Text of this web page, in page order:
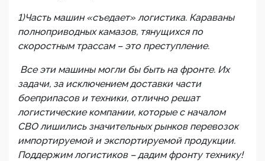
1)Часть машин «съедает» логистика. Караваны
полноприводных камазов, тянущихся по
скоростным трассам – это преступление.
Все эти машины могли бы быть на фронте. Их
задачи, за исключением доставки части
боеприпасов и техники, отлично решат
логистические компании, которые с началом
СВО лишились значительных рынков перевозок
импортируемой и экспортируемой продукции.
Поддержим логистиков – дадим фронту технику!